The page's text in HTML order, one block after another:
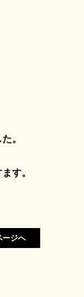
。
す。
ージへ